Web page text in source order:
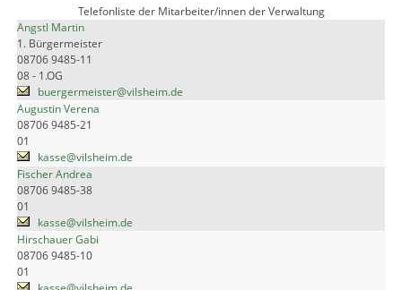
Telefonliste der Mitarbeiter/innen der Verwaltung
Angstl Martin
1. Bürgermeister
08706 9485-11
08 - 1.OG
buergermeister@vilsheim.de
Augustin Verena
08706 9485-21
01
kasse@vilsheim.de
Fischer Andrea
08706 9485-38
01
kasse@vilsheim.de
Hirschauer Gabi
08706 9485-10
01